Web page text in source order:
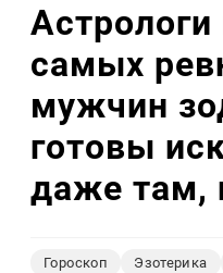
Астрологи
самых
мужчин
готовы
даже там,
Гороскоп Эзотерика